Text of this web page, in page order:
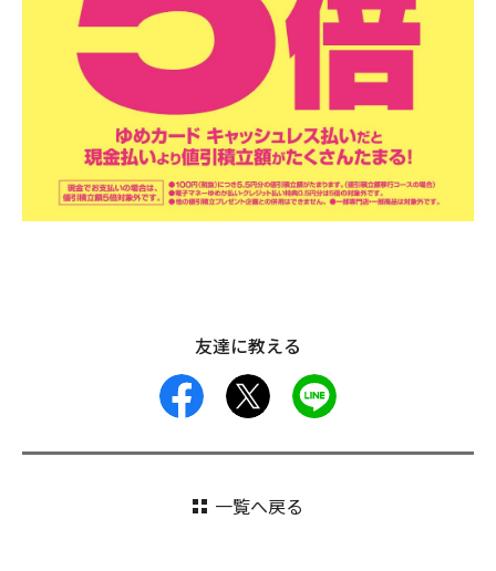
友達に教える
facebook
一覧へ戻る